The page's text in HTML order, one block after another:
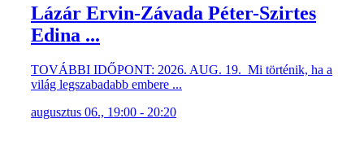
Lázár Ervin-Závada Péter-Szirtes
Edina ...
TOVÁBBI IDŐPONT: 2026. AUG. 19. Mi történik, ha a
világ legszabadabb embere ...
augusztus 06., 19:00 - 20:20